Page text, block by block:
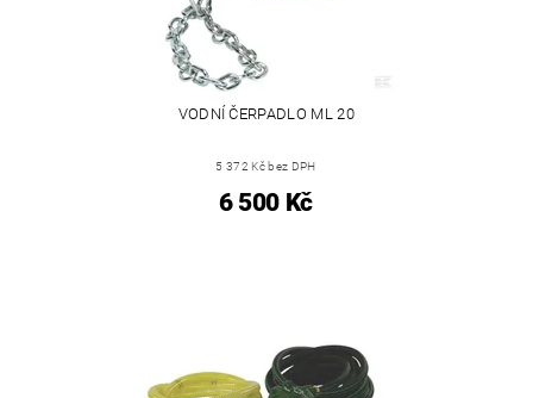
VODNÍ ČERPADLO ML 20
5 372 Kč bez DPH
6 500 Kč